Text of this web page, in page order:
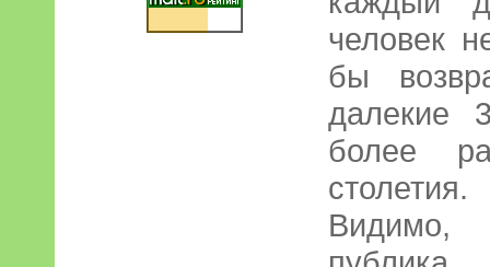
человек
бы
далекие
более
столетия.
Видимо,